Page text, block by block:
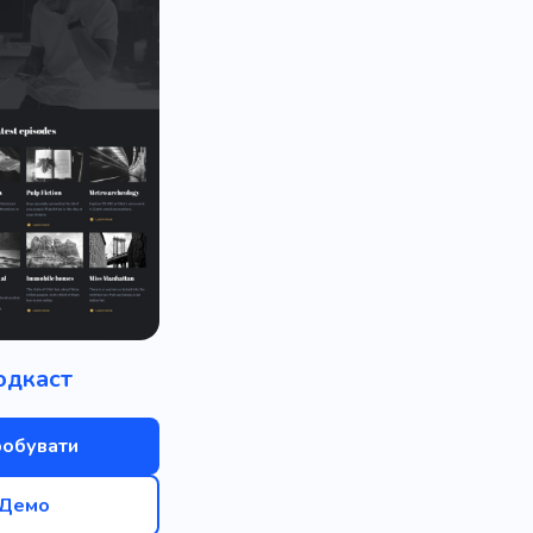
Обговорення
Тизер
Інтрига
Журнал
Отримання
Бар
Дівич-вечір
Родина
література
Дитяча література